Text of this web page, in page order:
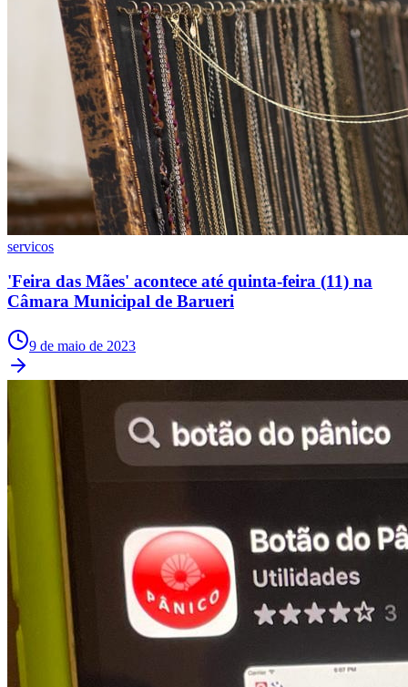
Internacional
servicos
'Feira das Mães' acontece até quinta-feira (11) na
Câmara Municipal de Barueri
9 de maio de 2023